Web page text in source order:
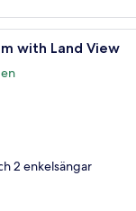
Ett
with Land View
2 enkelsängar